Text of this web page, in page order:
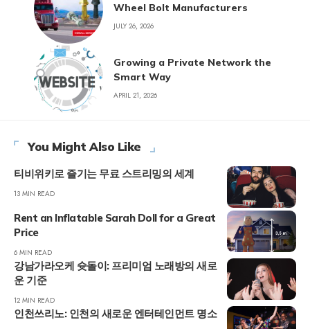
Wheel Bolt Manufacturers
JULY 26, 2026
Growing a Private Network the
Smart Way
APRIL 21, 2026
You Might Also Like
티비위키로 즐기는 무료 스트리밍의 세계
13 MIN READ
Rent an Inflatable Sarah Doll for a Great
Price
6 MIN READ
강남가라오케 슛돌이: 프리미엄 노래방의 새로
운 기준
12 MIN READ
인천쓰리노: 인천의 새로운 엔터테인먼트 명소